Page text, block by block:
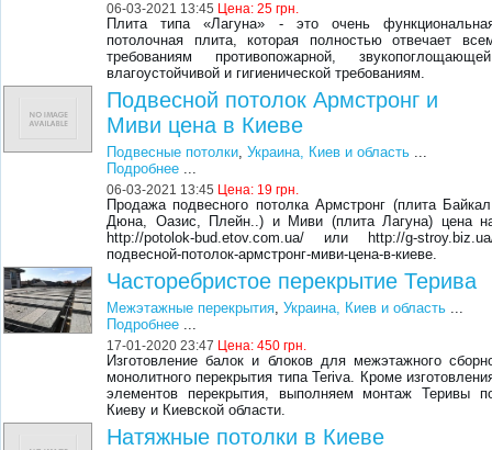
06-03-2021 13:45 Цена:25 грн.
Плита типа «Лагуна» - это очень
потолочная плита, которая полностью отвечает
требованиям противопожарной,
влагоустойчивой и гигиенической требованиям.
Подвесной потолок Армстронг и
Миви цена в Киеве
Подвесные потолки,Украина, Киев и область ...
Подробнее ...
06-03-2021 13:45 Цена: 19 грн.
Продажа подвесного потолка Армстронг (плита
Дюна, Оазис, Плейн..) и Миви (плита Лагуна) цена
http://potolok-bud.etov.com.ua/ или http://g-
подвесной-потолок-армстронг-миви-цена-в-киеве.
Часторебристое перекрытие Терива
Межэтажные перекрытия,Украина, Киев и область ...
Подробнее ...
17-01-2020 23:47 Цена:450 грн.
Изготовление балок и блоков для межэтажного
монолитного перекрытия типа Teriva. Кроме
элементов перекрытия, выполняем монтаж Теривы
Киеву и Киевской области.
Натяжные потолки в Киеве